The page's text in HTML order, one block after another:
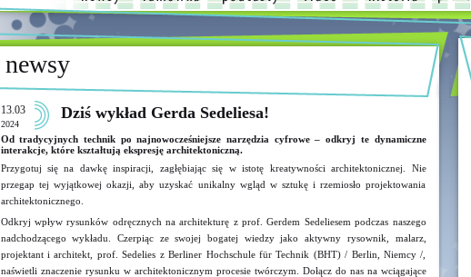
newsy
13.03
2024
Dziś wykład Gerda Sedeliesa!
Od tradycyjnych technik po najnowocześniejsze narzędzia cyfrowe – odkryj te dynamiczne
interakcje, które kształtują ekspresję architektoniczną.
Przygotuj się na dawkę inspiracji, zagłębiając się w istotę kreatywności architektonicznej. Nie
przegap tej wyjątkowej okazji, aby uzyskać unikalny wgląd w sztukę i rzemiosło projektowania
architektonicznego.
Odkryj wpływ rysunków odręcznych na architekturę z prof. Gerdem Sedeliesem podczas naszego
nadchodzącego wykładu. Czerpiąc ze swojej bogatej wiedzy jako aktywny rysownik, malarz,
projektant i architekt, prof. Sedelies z Berliner Hochschule für Technik (BHT) / Berlin, Niemcy /,
naświetli znaczenie rysunku w architektonicznym procesie twórczym. Dołącz do nas na wciągające